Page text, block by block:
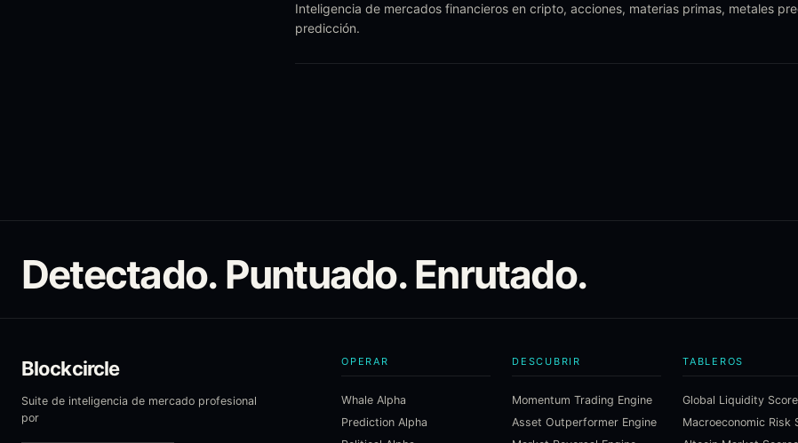
Inteligencia de mercados financieros en cripto, acciones, materias primas, metales
predicción.
Detectado. Puntuado. Enrutado.
Blockcircle
Suite de inteligencia de mercado profesional
por
OPERAR
Whale Alpha
Prediction Alpha
DESCUBRIR
Momentum Trading Engine
Asset Outperformer Engine
TABLEROS
Global Liquidity